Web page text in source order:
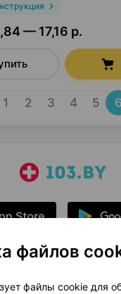
— 17,16 р.
1 2 3 4 5 6
Новости
файлов
файлы cookie для